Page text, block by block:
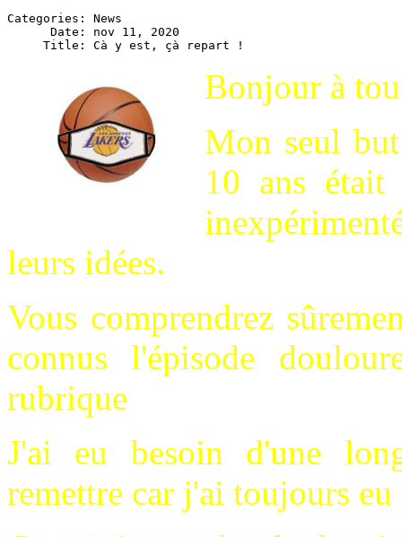
Categories: News
      Date: nov 11, 2020
Bonjour à
Mon seul
10 ans était
leurs idées.
Vous comprendrez
connus l'épisode
rubrique
J'ai eu besoin d'une
remettre car j'ai toujours